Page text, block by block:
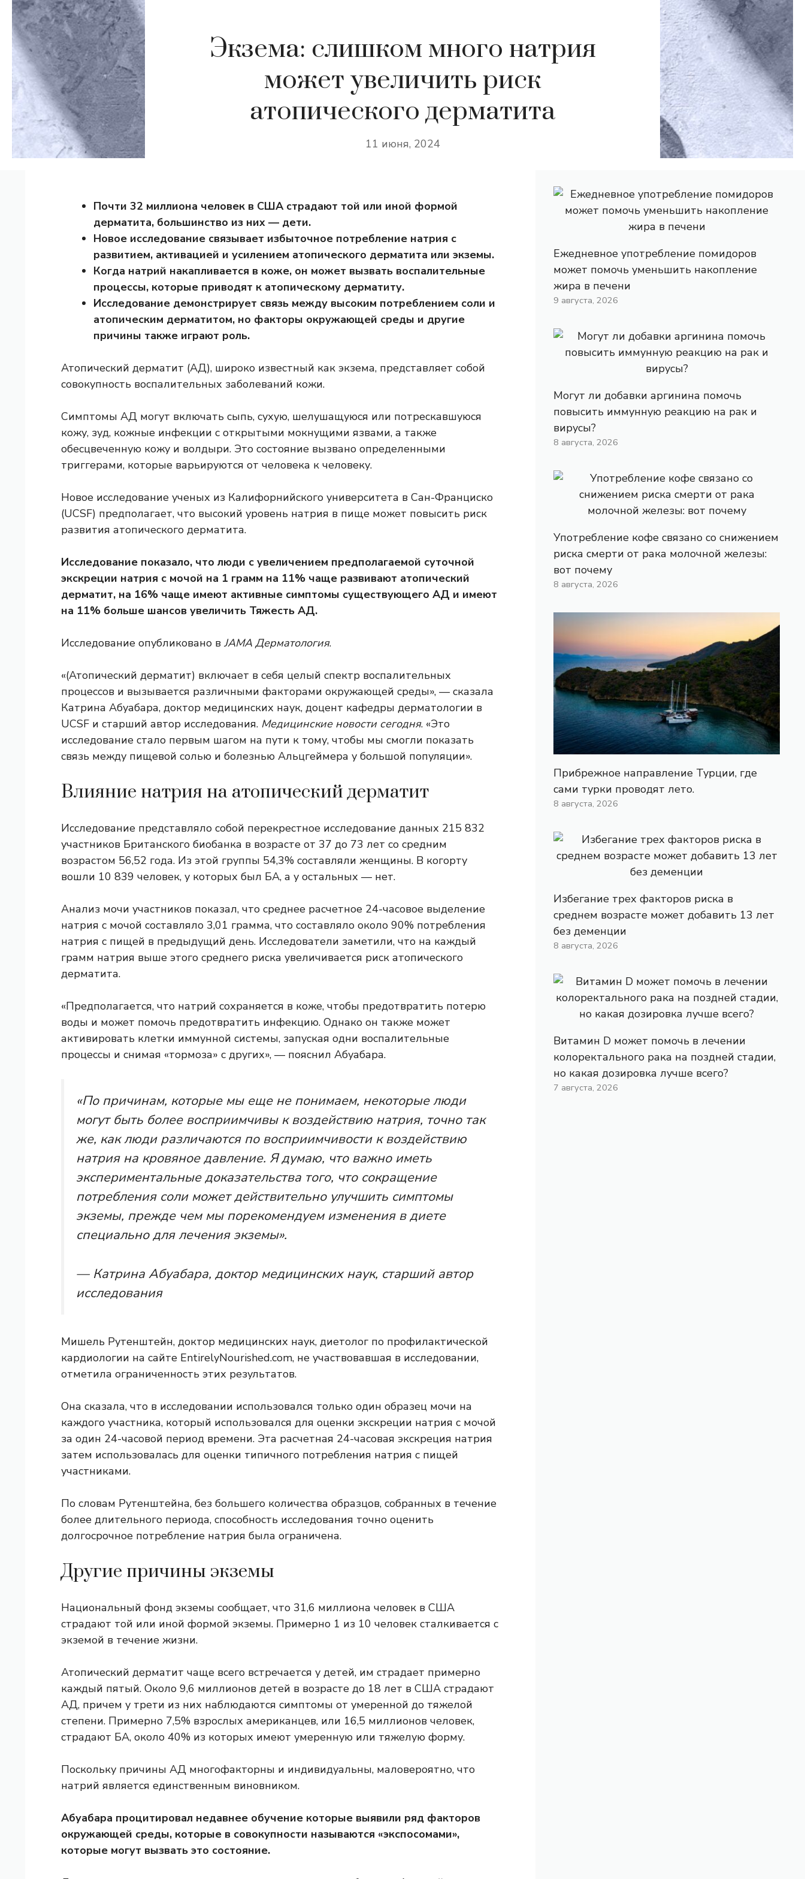
Экзема: слишком много натрия
может увеличить риск
атопического дерматита
11 июня, 2024
Почти 32 миллиона человек в США страдают той или иной формой
дерматита, большинство из них — дети.
Новое исследование связывает избыточное потребление натрия с
развитием, активацией и усилением атопического дерматита или экземы.
Когда натрий накапливается в коже, он может вызвать воспалительные
процессы, которые приводят к атопическому дерматиту.
Исследование демонстрирует связь между высоким потреблением соли и
атопическим дерматитом, но факторы окружающей среды и другие
причины также играют роль.
Атопический дерматит (АД), широко известный как экзема, представляет собой
совокупность воспалительных заболеваний кожи.
Симптомы АД могут включать сыпь, сухую, шелушащуюся или потрескавшуюся
кожу, зуд, кожные инфекции с открытыми мокнущими язвами, а также
обесцвеченную кожу и волдыри. Это состояние вызвано определенными
триггерами, которые варьируются от человека к человеку.
Новое исследование ученых из Калифорнийского университета в Сан-Франциско
(UCSF) предполагает, что высокий уровень натрия в пище может повысить риск
развития атопического дерматита.
Исследование показало, что люди с увеличением предполагаемой суточной
экскреции натрия с мочой на 1 грамм на 11% чаще развивают атопический
дерматит, на 16% чаще имеют активные симптомы существующего АД и имеют
на 11% больше шансов увеличить Тяжесть АД.
Исследование опубликовано в JAMA Дерматология.
«(Атопический дерматит) включает в себя целый спектр воспалительных
процессов и вызывается различными факторами окружающей среды», — сказала
Катрина Абуабара, доктор медицинских наук, доцент кафедры дерматологии в
UCSF и старший автор исследования. Медицинские новости сегодня. «Это
исследование стало первым шагом на пути к тому, чтобы мы смогли показать
связь между пищевой солью и болезнью Альцгеймера у большой популяции».
Влияние натрия на атопический дерматит
Исследование представляло собой перекрестное исследование данных 215 832
участников Британского биобанка в возрасте от 37 до 73 лет со средним
возрастом 56,52 года. Из этой группы 54,3% составляли женщины. В когорту
вошли 10 839 человек, у которых был БА, а у остальных — нет.
Анализ мочи участников показал, что среднее расчетное 24-часовое выделение
натрия с мочой составляло 3,01 грамма, что составляло около 90% потребления
натрия с пищей в предыдущий день. Исследователи заметили, что на каждый
грамм натрия выше этого среднего риска увеличивается риск атопического
дерматита.
«Предполагается, что натрий сохраняется в коже, чтобы предотвратить потерю
воды и может помочь предотвратить инфекцию. Однако он также может
активировать клетки иммунной системы, запуская одни воспалительные
процессы и снимая «тормоза» с других», — пояснил Абуабара.
«По причинам, которые мы еще не понимаем, некоторые люди
могут быть более восприимчивы к воздействию натрия, точно так
же, как люди различаются по восприимчивости к воздействию
натрия на кровяное давление. Я думаю, что важно иметь
экспериментальные доказательства того, что сокращение
потребления соли может действительно улучшить симптомы
экземы, прежде чем мы порекомендуем изменения в диете
специально для лечения экземы».
— Катрина Абуабара, доктор медицинских наук, старший автор
исследования
Мишель Рутенштейн, доктор медицинских наук, диетолог по профилактической
кардиологии на сайте EntirelyNourished.com, не участвовавшая в исследовании,
отметила ограниченность этих результатов.
Она сказала, что в исследовании использовался только один образец мочи на
каждого участника, который использовался для оценки экскреции натрия с мочой
за один 24-часовой период времени. Эта расчетная 24-часовая экскреция натрия
затем использовалась для оценки типичного потребления натрия с пищей
участниками.
По словам Рутенштейна, без большего количества образцов, собранных в течение
более длительного периода, способность исследования точно оценить
долгосрочное потребление натрия была ограничена.
Другие причины экземы
Национальный фонд экземы сообщает, что 31,6 миллиона человек в США
страдают той или иной формой экземы. Примерно 1 из 10 человек сталкивается с
экземой в течение жизни.
Атопический дерматит чаще всего встречается у детей, им страдает примерно
каждый пятый. Около 9,6 миллионов детей в возрасте до 18 лет в США страдают
АД, причем у трети из них наблюдаются симптомы от умеренной до тяжелой
степени. Примерно 7,5% взрослых американцев, или 16,5 миллионов человек,
страдают БА, около 40% из которых имеют умеренную или тяжелую форму.
Поскольку причины АД ​​многофакторны и индивидуальны, маловероятно, что
натрий является единственным виновником.
Абуабара процитировал недавнее обучение которые выявили ряд факторов
окружающей среды, которые в совокупности называются «экспосомами»,
которые могут вызвать это состояние.
Ежедневное употребление помидоров
может помочь уменьшить накопление
жира в печени
9 августа, 2026
Могут ли добавки аргинина помочь
повысить иммунную реакцию на рак и
вирусы?
8 августа, 2026
Употребление кофе связано со снижением
риска смерти от рака молочной железы:
вот почему
8 августа, 2026
Прибрежное направление Турции, где
сами турки проводят лето.
8 августа, 2026
Избегание трех факторов риска в
среднем возрасте может добавить 13 лет
без деменции
8 августа, 2026
Витамин D может помочь в лечении
колоректального рака на поздней стадии,
но какая дозировка лучше всего?
7 августа, 2026